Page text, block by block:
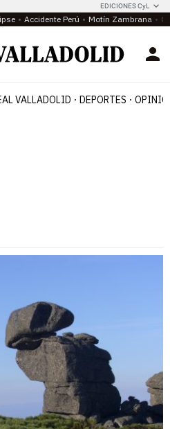
EDICIONES CyL
Accidente Perú Motín Zambrana
VALLADOLID DEPORTES